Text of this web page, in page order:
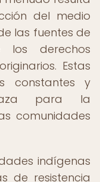
del medio
las fuentes de
derechos
Estas
constantes y
para la
comunidades
indígenas
de resistencia